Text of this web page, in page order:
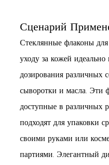
Сценарий
Стеклянные флаконы
уходу за кожей
дозирования различных
сыворотки и масла. Эти
доступные в различных
подходят для упаковки
своими руками или
партиями. Элегантный